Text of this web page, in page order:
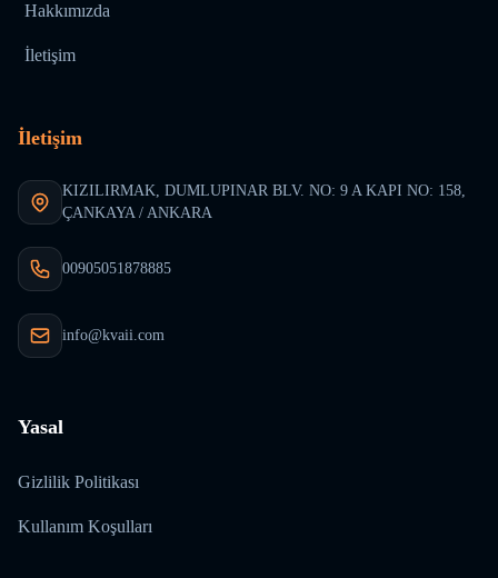
Hakkımızda
İletişim
İletişim
KIZILIRMAK, DUMLUPINAR BLV. NO: 9 A KAPI NO: 158,
ÇANKAYA / ANKARA
00905051878885
info@kvaii.com
Yasal
Gizlilik Politikası
Kullanım Koşulları